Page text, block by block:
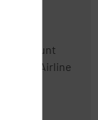
Mount
Cook Airline